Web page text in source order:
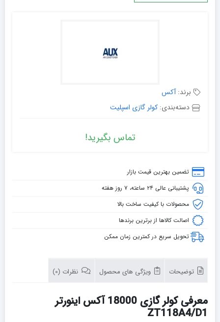
برند:آکس
دسته‌بندی: کولر گازی اسپلیت
تماس بگیرید!
تضمین بهترین قیمت بازار
پشتیبانی عالی ۲۴ ساعته، ۷ روز هفته
محصولات با کیفیت ساخت بالا
اصالت کالاها از برترین برندها
تحویل سریع در کمترین زمان ممکن
توضیحات ویژگی های محصول نظرات (0)
معرفی کولر گازی 18000 آکس اینورتر
ZT118A4/D1